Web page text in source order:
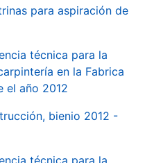
para aspiración de
técnica para la
en la Fabrica
el año 2012
bienio 2012 -
técnica para la